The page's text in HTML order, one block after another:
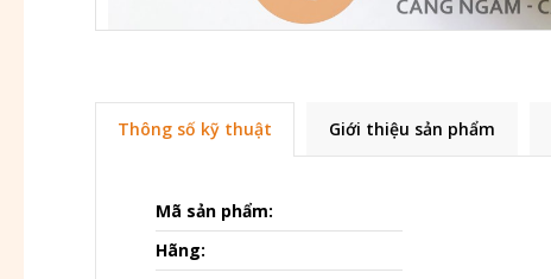
Thông số kỹ thuật Giới thiệu sản phẩm
Mã sản phẩm:
Hãng: